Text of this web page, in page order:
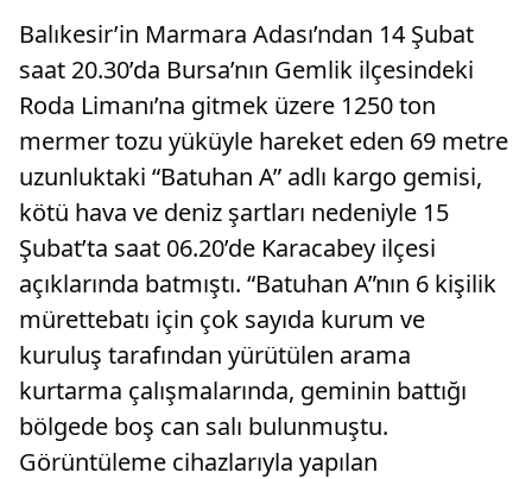
Balıkesir’in Marmara Adası’ndan 14 Şubat
saat 20.30’da Bursa’nın Gemlik ilçesindeki
Roda Limanı’na gitmek üzere 1250 ton
mermer tozu yüküyle hareket eden 69 metre
uzunluktaki “Batuhan A” adlı kargo gemisi,
kötü hava ve deniz şartları nedeniyle 15
Şubat’ta saat 06.20’de Karacabey ilçesi
açıklarında batmıştı. “Batuhan A”nın 6 kişilik
mürettebatı için çok sayıda kurum ve
kuruluş tarafından yürütülen arama
kurtarma çalışmalarında, geminin battığı
bölgede boş can salı bulunmuştu.
Görüntüleme cihazlarıyla yapılan